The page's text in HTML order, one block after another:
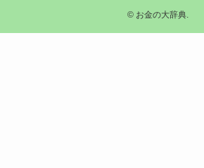
©お金の大辞典.